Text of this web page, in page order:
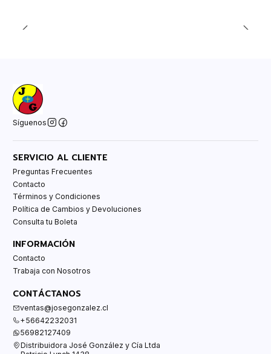
Síguenos
SERVICIO AL CLIENTE
Preguntas Frecuentes
Contacto
Términos y Condiciones
Política de Cambios y Devoluciones
Consulta tu Boleta
INFORMACIÓN
Contacto
Trabaja con Nosotros
CONTÁCTANOS
ventas@josegonzalez.cl
+56642232031
56982127409
Distribuidora José González y Cía Ltda